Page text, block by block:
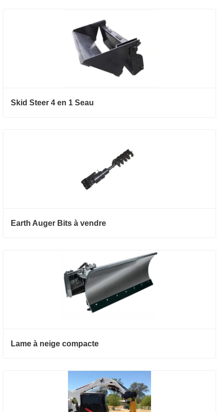
Skid Steer 4 en 1 Seau
Earth Auger Bits à vendre
Lame à neige compacte